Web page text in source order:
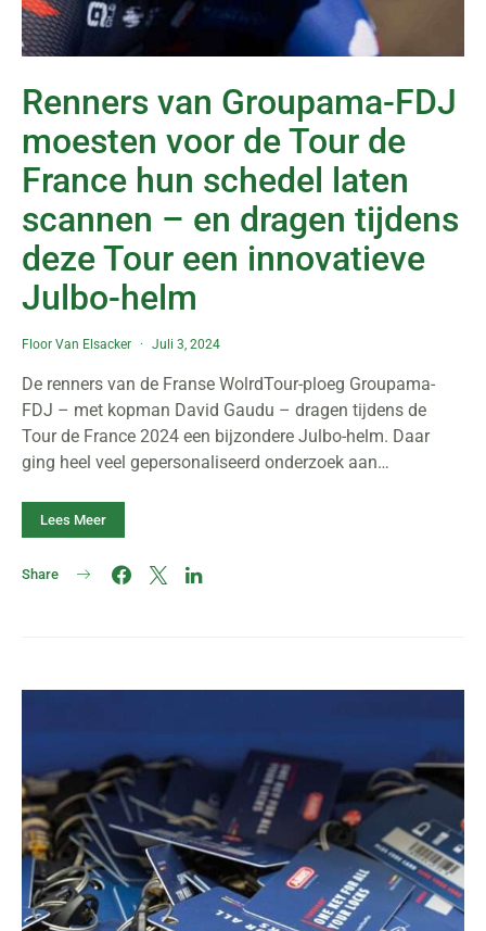
Renners van Groupama-FDJ
moesten voor de Tour de
France hun schedel laten
scannen – en dragen tijdens
deze Tour een innovatieve
Julbo-helm
Floor Van Elsacker Juli 3, 2024
De renners van de Franse WolrdTour-ploeg Groupama-
FDJ – met kopman David Gaudu – dragen tijdens de
Tour de France 2024 een bijzondere Julbo-helm. Daar
ging heel veel gepersonaliseerd onderzoek aan…
Lees Meer
Share